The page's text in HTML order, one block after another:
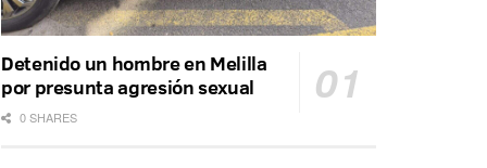
Detenido un hombre en Melilla
por presunta agresión sexual
0 SHARES